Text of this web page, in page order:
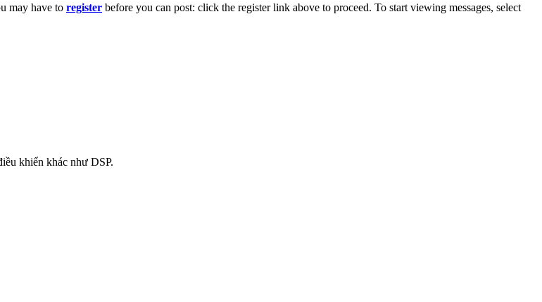
may have to register before you can post: click the register link above to proceed. To start viewing messages, select
khiển khác như DSP.